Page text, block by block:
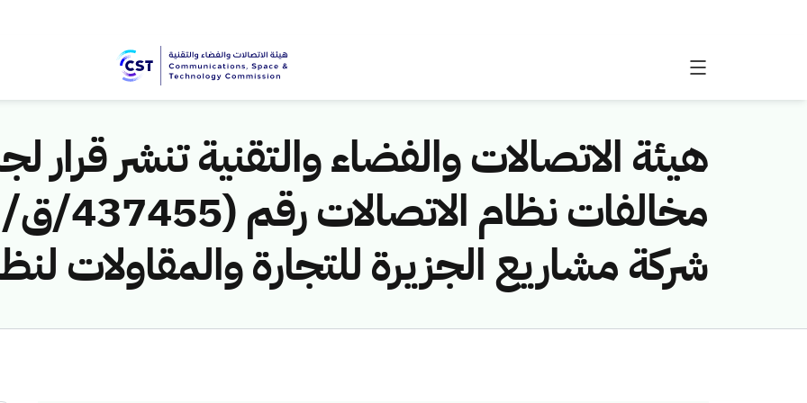
هيئة الاتصالات والفضاء والتقنية تنشر قرار
شركة مشاريع الجزيرة للتجارة والمقاولات